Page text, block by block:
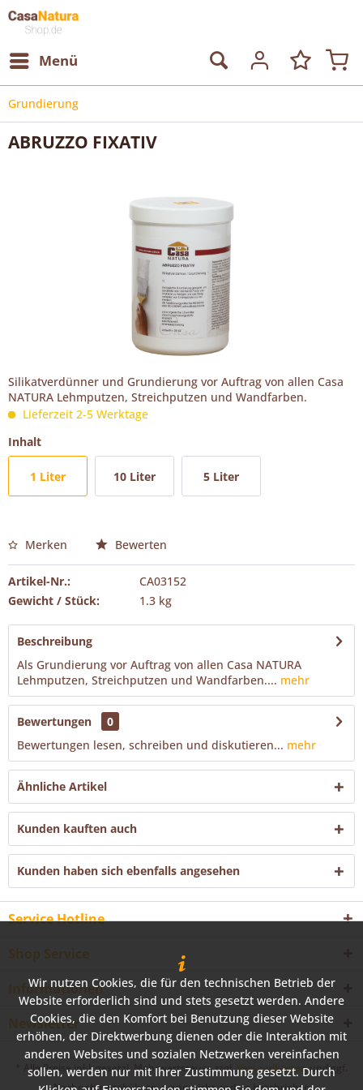
Menü
Grundierung
ABRUZZO FIXATIV
Silikatverdünner und Grundierung vor Auftrag von allen Casa
NATURA Lehmputzen, Streichputzen und Wandfarben.
Lieferzeit 2-5 Werktage
Inhalt
1 Liter 10 Liter 5 Liter
Merken Bewerten
Artikel-Nr.:
CA03152
Gewicht / Stück:
1.3 kg
Beschreibung
Als Grundierung vor Auftrag von allen Casa NATURA
Lehmputzen, Streichputzen und Wandfarben.... mehr
Bewertungen
0
Bewertungen lesen, schreiben und diskutieren... mehr
Ähnliche Artikel
Kunden kauften auch
Kunden haben sich ebenfalls angesehen
Service Hotline
Shop Service
Informationen
Newsletter
* Alle Preise inkl. gesetzl. Mehrwertsteuer zzgl.Versandkostenund ggf.
Wir nutzen Cookies, die für den technischen Betrieb der
Website erforderlich sind und stets gesetzt werden. Andere
Cookies, die den Komfort bei Benutzung dieser Website
erhöhen, der Direktwerbung dienen oder die Interaktion mit
anderen Websites und sozialen Netzwerken vereinfachen
sollen, werden nur mit Ihrer Zustimmung gesetzt. Durch